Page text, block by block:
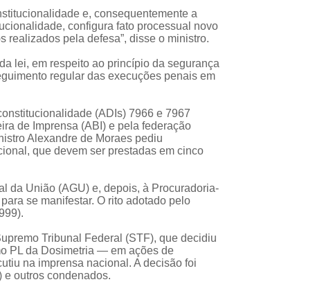
e, consequentemente a
configura fato processual novo
realizados pela defesa”, disse o ministro.
lei, em respeito ao princípio da segurança
regular das execuções penais em
(ADIs) 7966 e 7967
de Imprensa (ABI) e pela federação
Alexandre de Moraes pediu
que devem ser prestadas em cinco
da União (AGU) e, depois, à Procuradoria-
se manifestar. O rito adotado pelo
Tribunal Federal (STF), que decidiu
PL da Dosimetria — em ações de
na imprensa nacional. A decisão foi
e outros condenados.